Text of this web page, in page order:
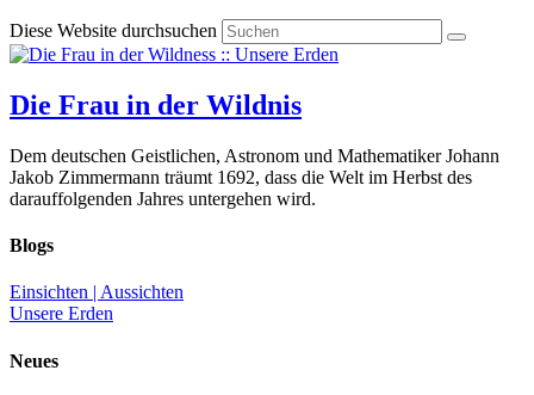
Diese Website durchsuchen
Die Frau in der Wildnis
Dem deutschen Geistlichen, Astronom und Mathematiker Johann
Jakob Zimmermann träumt 1692, dass die Welt im Herbst des
darauffolgenden Jahres untergehen wird.
Blogs
Einsichten | Aussichten
Unsere Erden
Neues